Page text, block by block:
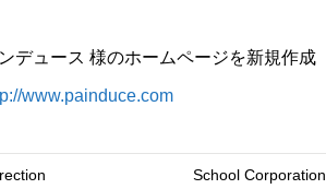
デュース 様のホームページを新規作成
www.painduce.com
School Corporation